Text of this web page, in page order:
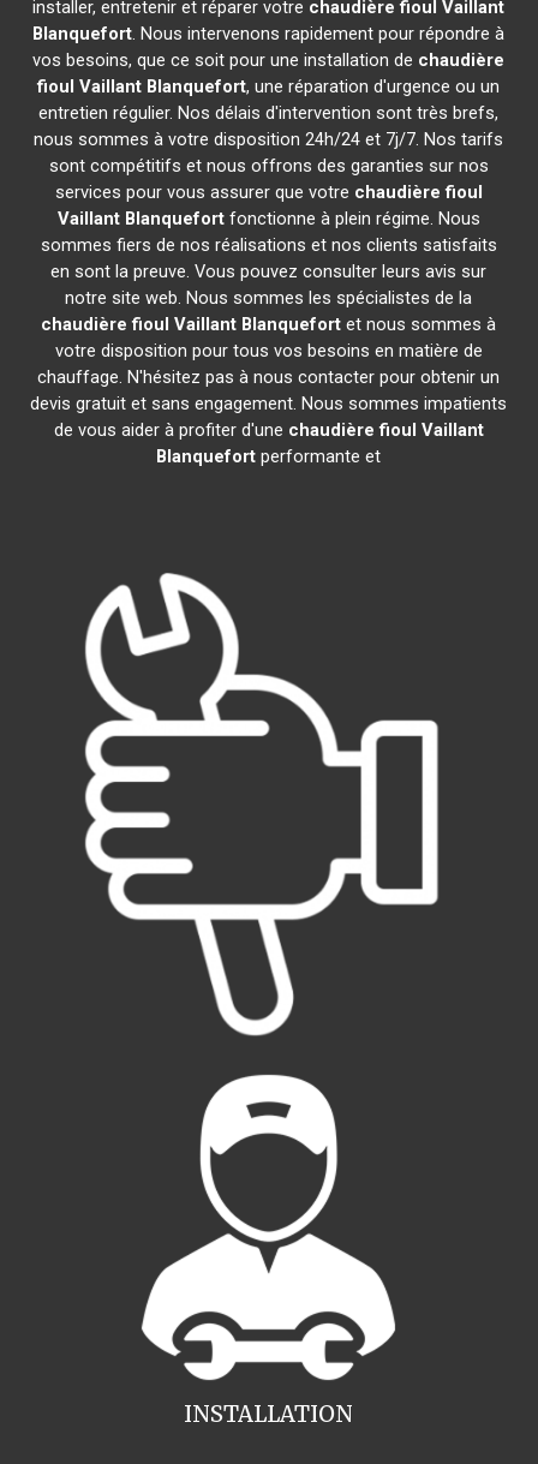
installer, entretenir et réparer votre chaudière fioul Vaillant
Blanquefort. Nous intervenons rapidement pour répondre à
vos besoins, que ce soit pour une installation de chaudière
fioul Vaillant Blanquefort, une réparation d'urgence ou un
entretien régulier. Nos délais d'intervention sont très brefs,
nous sommes à votre disposition 24h/24 et 7j/7. Nos tarifs
sont compétitifs et nous offrons des garanties sur nos
services pour vous assurer que votre chaudière fioul
Vaillant Blanquefortfonctionne à plein régime. Nous
sommes fiers de nos réalisations et nos clients satisfaits
en sont la preuve. Vous pouvez consulter leurs avis sur
notre site web. Nous sommes les spécialistes de la
chaudière fioul Vaillant Blanquefort et nous sommes à
votre disposition pour tous vos besoins en matière de
chauffage. N'hésitez pas à nous contacter pour obtenir un
devis gratuit et sans engagement. Nous sommes impatients
de vous aider à profiter d'une chaudière fioul Vaillant
Blanquefort performante et
INSTALLATION